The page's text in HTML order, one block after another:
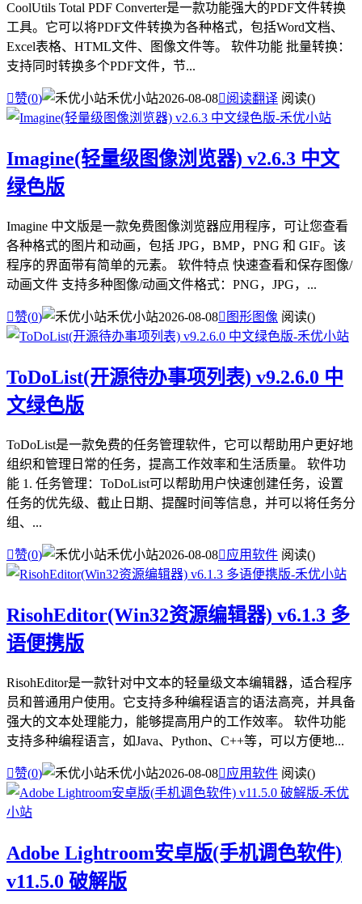
CoolUtils Total PDF Converter是一款功能强大的PDF文件转换
工具。它可以将PDF文件转换为各种格式，包括Word文档、
Excel表格、HTML文件、图像文件等。 软件功能 批量转换：
支持同时转换多个PDF文件，节...
赞(0) 禾优小站2026-08-08阅读翻译 阅读()
Imagine(轻量级图像浏览器) v2.6.3 中文
绿色版
Imagine 中文版是一款免费图像浏览器应用程序，可让您查看
各种格式的图片和动画，包括 JPG，BMP，PNG 和 GIF。该
程序的界面带有简单的元素。 软件特点 快速查看和保存图像/
动画文件 支持多种图像/动画文件格式：PNG，JPG，...
赞(0) 禾优小站2026-08-08 图形图像 阅读()
ToDoList(开源待办事项列表) v9.2.6.0 中
文绿色版
ToDoList是一款免费的任务管理软件，它可以帮助用户更好地
组织和管理日常的任务，提高工作效率和生活质量。 软件功
能 1. 任务管理：ToDoList可以帮助用户快速创建任务，设置
任务的优先级、截止日期、提醒时间等信息，并可以将任务分
组、...
赞(0) 禾优小站2026-08-08应用软件 阅读()
RisohEditor(Win32资源编辑器) v6.1.3 多
语便携版
RisohEditor是一款针对中文本的轻量级文本编辑器，适合程序
员和普通用户使用。它支持多种编程语言的语法高亮，并具备
强大的文本处理能力，能够提高用户的工作效率。 软件功能
支持多种编程语言，如Java、Python、C++等，可以方便地...
赞(0) 禾优小站2026-08-08应用软件 阅读()
Adobe Lightroom安卓版(手机调色软件)
v11.5.0 破解版